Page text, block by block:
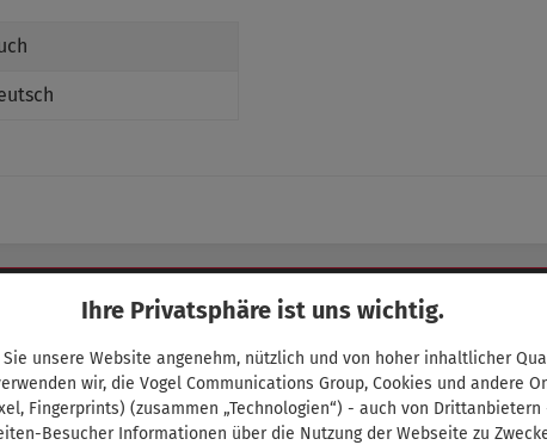
Shop Service
Kontakt
Lieferzeit und Versandkosten
Zahlungsbedingungen
Ihre Privatsphäre ist uns wichtig.
unsere Website angenehm, nützlich und von hoher inhaltlicher
wir, die Vogel Communications Group, Cookies und andere
Fingerprints) (zusammen „Technologien“) - auch von Drittanbietern
Besucher Informationen über die Nutzung der Webseite zu